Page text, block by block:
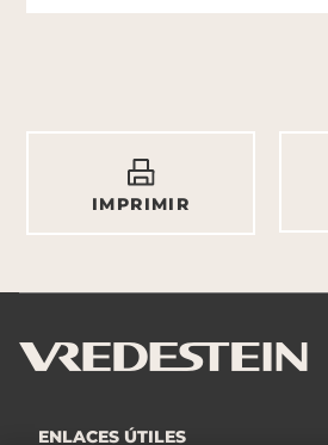
IMPRIMIR
ENLACES ÚTILES